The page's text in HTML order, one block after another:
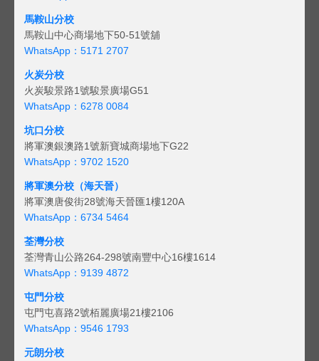
馬鞍山分校
馬鞍山中心商場地下50-51號舖
WhatsApp：5171 2707
火炭分校
火炭駿景路1號駿景廣場G51
WhatsApp：6278 0084
坑口分校
將軍澳銀澳路1號新寶城商場地下G22
WhatsApp：9702 1520
將軍澳分校（海天晉）
將軍澳唐俊街28號海天晉匯1樓120A
WhatsApp：6734 5464
荃灣分校
荃灣青山公路264-298號南豐中心16樓1614
WhatsApp：9139 4872
屯門分校
屯門屯喜路2號栢麗廣場21樓2106
WhatsApp：9546 1793
元朗分校